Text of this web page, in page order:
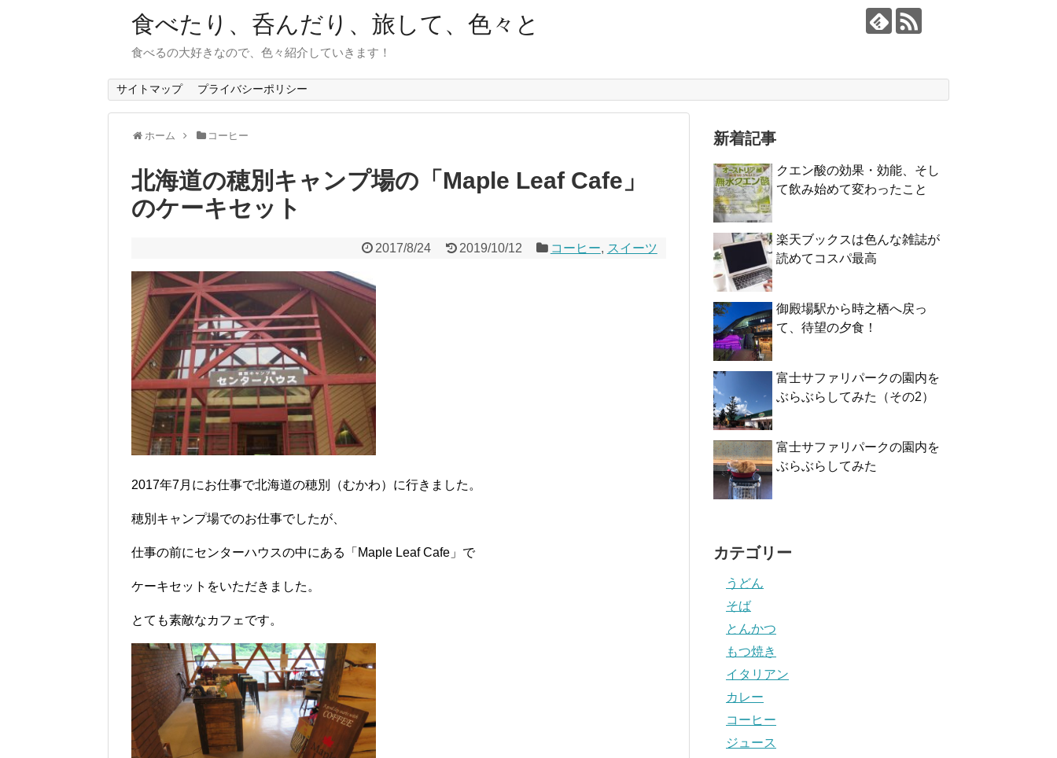
食べたり、呑んだり、旅して、色々と
食べるの大好きなので、色々紹介していきます！
サイトマップ プライバシーポリシー
ホーム コーヒー
北海道の穂別キャンプ場の「Maple Leaf Cafe」
のケーキセット
2017/8/24 2019/10/12 コーヒー, スイーツ
2017年7月にお仕事で北海道の穂別（むかわ）に行きました。
穂別キャンプ場でのお仕事でしたが、
仕事の前にセンターハウスの中にある「Maple Leaf Cafe」で
ケーキセットをいただきました。
とても素敵なカフェです。
新着記事
クエン酸の効果・効能、そし
て飲み始めて変わったこと
楽天ブックスは色んな雑誌が
読めてコスパ最高
御殿場駅から時之栖へ戻っ
て、待望の夕食！
富士サファリパークの園内を
ぶらぶらしてみた（その2）
富士サファリパークの園内を
ぶらぶらしてみた
カテゴリー
うどん
そば
とんかつ
もつ焼き
イタリアン
カレー
コーヒー
ジュース